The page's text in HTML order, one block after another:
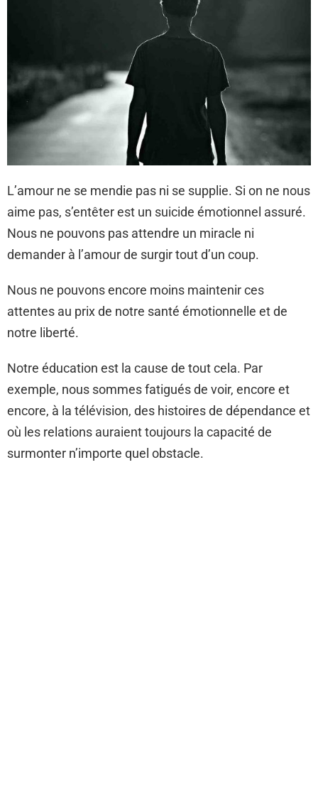
L’amour ne se mendie pas ni se supplie. Si on ne nous
aime pas, s’entêter est un suicide émotionnel assuré.
Nous ne pouvons pas attendre un miracle ni
demander à l’amour de surgir tout d’un coup.
Nous ne pouvons encore moins maintenir ces
attentes au prix de notre santé émotionnelle et de
notre liberté.
Notre éducation est la cause de tout cela. Par
exemple, nous sommes fatigués de voir, encore et
encore, à la télévision, des histoires de dépendance et
où les relations auraient toujours la capacité de
surmonter n’importe quel obstacle.